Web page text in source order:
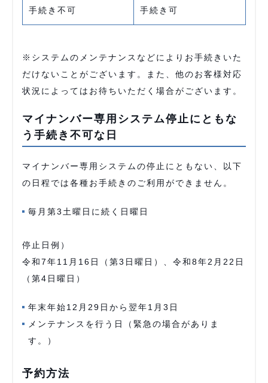
手続き不可 手続き可
※システムのメンテナンスなどによりお手続きいた
だけないことがございます。また、他のお客様対応
状況によってはお待ちいただく場合がございます。
マイナンバー専用システム停止にともな
う手続き不可な日
マイナンバー専用システムの停止にともない、以下
の日程では各種お手続きのご利用ができません。
毎月第3土曜日に続く日曜日
停止日例）
令和7年11月16日（第3日曜日）、令和8年2月22日
（第4日曜日）
年末年始12月29日から翌年1月3日
メンテナンスを行う日（緊急の場合がありま
す。）
予約方法